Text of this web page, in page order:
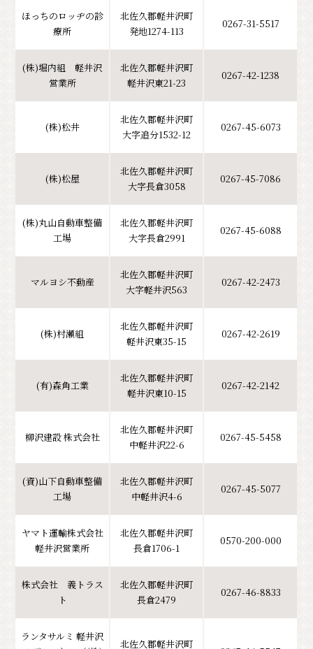
ほっちのロッヂの診
療所
北佐久郡軽井沢町
発地1274-113
0267-31-5517
(株)堀内組 軽井沢
営業所
北佐久郡軽井沢町
軽井沢東21-23
0267-42-1238
(株)松井
北佐久郡軽井沢町
大字追分1532-12
0267-45-6073
(株)松屋
北佐久郡軽井沢町
大字長倉3058
0267-45-7086
(株)丸山自動車整備
工場
北佐久郡軽井沢町
大字長倉2991
0267-45-6088
マルヨシ不動産
北佐久郡軽井沢町
大字軽井沢563
0267-42-2473
(株)村瀬組
北佐久郡軽井沢町
軽井沢東35-15
0267-42-2619
(有)森角工業
北佐久郡軽井沢町
軽井沢東10-15
0267-42-2142
柳沢建設 株式会社
北佐久郡軽井沢町
中軽井沢22-6
0267-45-5458
(資)山下自動車整備
工場
北佐久郡軽井沢町
中軽井沢4-6
0267-45-5077
ヤマト運輸株式会社
軽井沢営業所
北佐久郡軽井沢町
長倉1706-1
0570-200-000
株式会社 義トラス
ト
北佐久郡軽井沢町
長倉2479
0267-46-8833
ランタサルミ 軽井沢
北佐久郡軽井沢町